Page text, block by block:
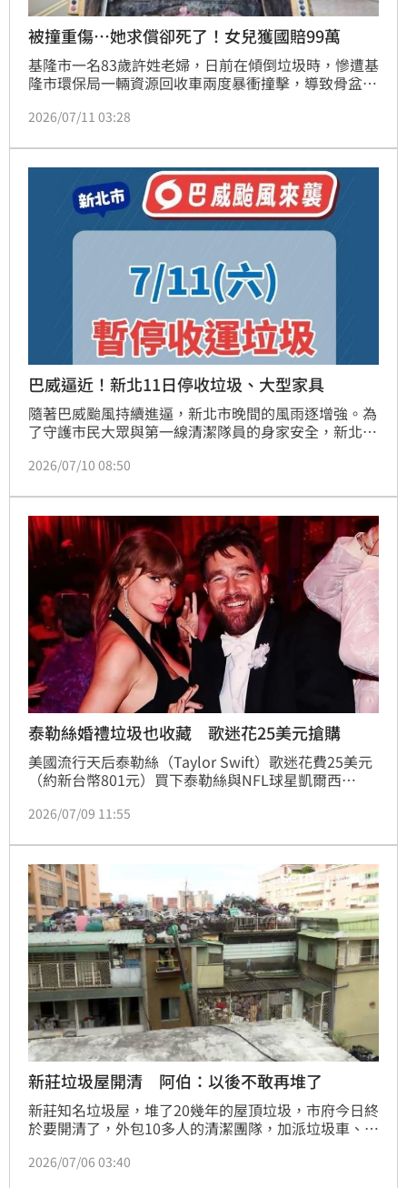
被撞重傷⋯她求償卻死了！女兒獲國賠99萬
基隆市一名83歲許姓老婦，日前在傾倒垃圾時，慘遭基
隆市環保局一輛資源回收車兩度暴衝撞擊，導致骨盆與
姓女子依法承受訴訟，向基隆市環保局提出國家賠償。
決應給付99萬3266元，全案仍可上訴。
2026/07/11 03:28
巴威逼近！新北11日停收垃圾、大型家具
隨著巴威颱風持續進逼，新北市晚間的風雨逐增強。為
了守護市民大眾與第一線清潔隊員的身家安全，新北市
全天暫停垃圾收運以及大型家具預約清運服務。面對即
存家中，一起為城市撐起安全的防護傘。（記者唐家
興）
2026/07/10 08:50
泰勒絲婚禮垃圾也收藏 歌迷花25美元搶購
美國流行天后泰勒絲（Taylor Swift）歌迷花費25美元
（約新台幣801元）買下泰勒絲與NFL球星凱爾西
蒂和排卵檢測筆。
2026/07/09 11:55
新莊垃圾屋開清 阿伯：以後不敢再堆了
新莊知名垃圾屋，堆了20幾年的屋頂垃圾，市府今日終
於要開清了，外包10多人的清潔團隊，加派垃圾車、環
簽下清理同意，滿是無奈與不捨、說自己決定退休了，
2026/07/06 03:40